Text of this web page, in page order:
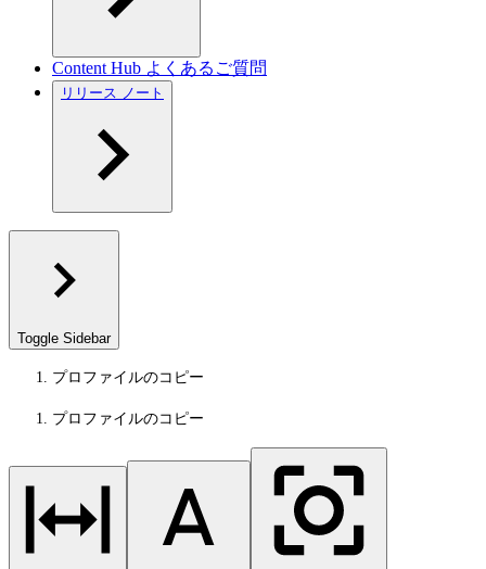
Content Hub よくあるご質問
リリース ノート
Toggle Sidebar
プロファイルのコピー
プロファイルのコピー